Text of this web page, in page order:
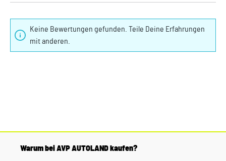
Keine Bewertungen gefunden. Teile Deine Erfahrungen
mit anderen.
Warum bei AVP AUTOLAND kaufen?